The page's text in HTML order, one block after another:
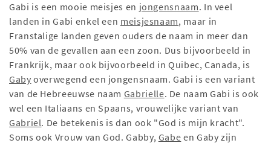
Gabi is een mooie meisjes en jongensnaam. In veel
landen in Gabi enkel een meisjesnaam, maar in
Franstalige landen geven ouders de naam in meer dan
50% van de gevallen aan een zoon. Dus bijvoorbeeld in
Frankrijk, maar ook bijvoorbeeld in Quibec, Canada, is
Gaby overwegend een jongensnaam. Gabi is een variant
van de Hebreeuwse naam Gabrielle. De naam Gabi is ook
wel een Italiaans en Spaans, vrouwelijke variant van
Gabriel. De betekenis is dan ook "God is mijn kracht".
Soms ook Vrouw van God. Gabby, Gabe en Gaby zijn